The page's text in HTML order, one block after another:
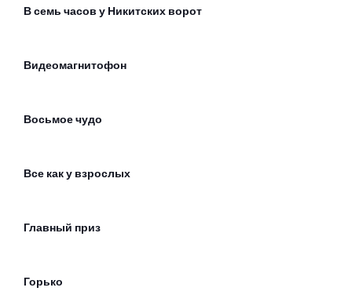
В семь часов у Никитских ворот
Видеомагнитофон
Восьмое чудо
Все как у взрослых
Главный приз
Горько